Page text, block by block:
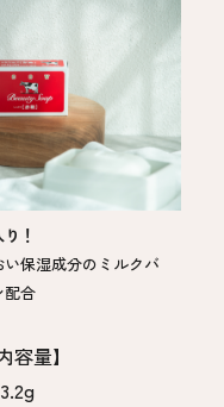
！
保湿成分のミルクバ
配合
容量】